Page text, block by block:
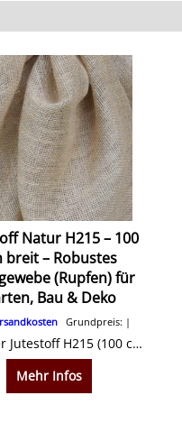
Natur H215 – 100
breit – Robustes
(Rupfen) für
Bau & Deko
Grundpreis:
Robuster Jutestoff H215 (100 cm breit). Grobes Gewebe mit 215 g/m² für Hangbefestigung, Winterschutz & Deko. 100% biologisch abbaubar. Jetzt günstig bestellen!
Mehr Infos